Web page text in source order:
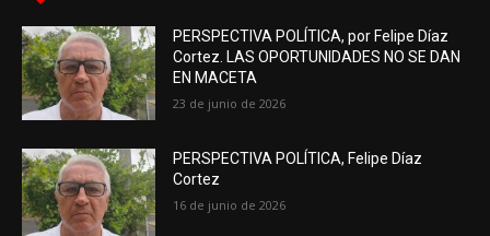
PERSPECTIVA POLÍTICA, por Felipe Díaz
Cortez. LAS OPORTUNIDADES NO SE DAN
EN MACETA
23 de junio de 2026
PERSPECTIVA POLÍTICA, Felipe Díaz
Cortez
16 de junio de 2026